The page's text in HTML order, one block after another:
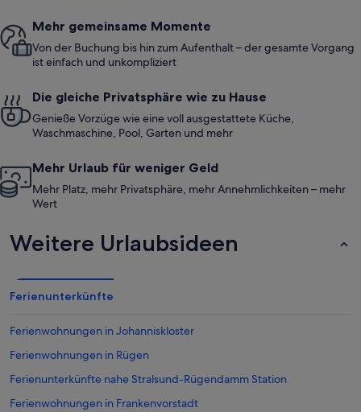
Mehr gemeinsame Momente
Von der Buchung bis hin zum Aufenthalt – der gesamte Vorgang
ist einfach und unkompliziert
Die gleiche Privatsphäre wie zu Hause
Genieße Vorzüge wie eine voll ausgestattete Küche,
Waschmaschine, Pool, Garten und mehr
Mehr Urlaub für weniger Geld
Mehr Platz, mehr Privatsphäre, mehr Annehmlichkeiten – mehr
Wert
Weitere Urlaubsideen
Ferienunterkünfte
Ferienwohnungen in Johanniskloster
Ferienwohnungen in Rügen
Ferienunterkünfte nahe Stralsund-Rügendamm Station
Ferienwohnungen in Frankenvorstadt